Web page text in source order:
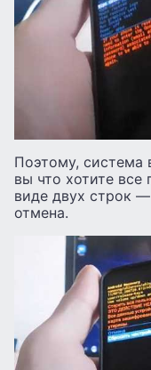
Поэтому, система
вы что хотите все
виде двух строк
отмена.